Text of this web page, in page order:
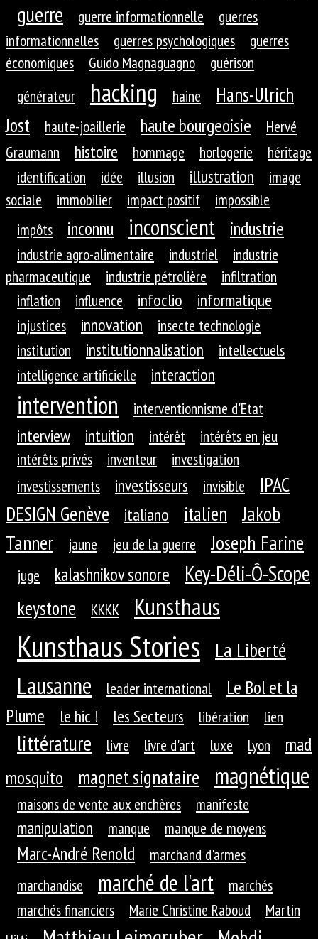
guerre guerre informationnelle
guerres
informationnelles
guerres psychologiques
guerres
économiques
Guido Magnaguagno
guérison
générateur
hacking haine
Hans-Ulrich
Jost
haute-joaillerie haute bourgeoisie
Hervé
Graumann
histoire hommage horlogerie
héritage
identification
idée illusion illustration
image
sociale
immobilier impact positif
impossible
impôts
inconnu inconscient industrie
industrie agro-alimentaire industriel
industrie
pharmaceutique
industrie pétrolière
infiltration
inflation
influence infoclio informatique
injustices innovation
insecte technologie
institution
institutionnalisation
intellectuels
intelligence artificielle
interaction
intervention interventionnisme d'Etat
interview intuition intérêt
intérêts en jeu
intérêts privés
inventeur
investigation
investissements
investisseurs invisible
IPAC
DESIGN Genève
italiano italien
Jakob
Tanner
jaune jeu de la guerre Joseph Farine
juge kalashnikov sonore Key-Déli-Ô-Scope
keystone KKKK Kunsthaus
Kunsthaus Stories La Liberté
Lausanne leader international
Le Bol et la
Plume
le hic ! les Secteurs libération lien
littérature livre livre d'art luxe Lyon
mad
mosquito
magnet signataire magnétique
maisons de vente aux enchères manifeste
manipulation manque manque de moyens
Marc-André Renold
marchand d'armes
marchandise
marché de l'art
marchés
marchés financiers
Marie Christine Raboud
Martin